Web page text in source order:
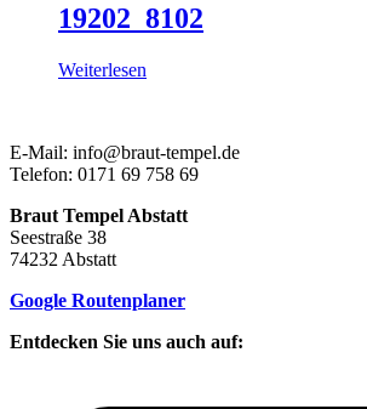
19202_8102
Weiterlesen
E-Mail: info@braut-tempel.de
Telefon: 0171 69 758 69
Braut Tempel Abstatt
Seestraße 38
74232 Abstatt
Google Routenplaner
Entdecken Sie uns auch auf: